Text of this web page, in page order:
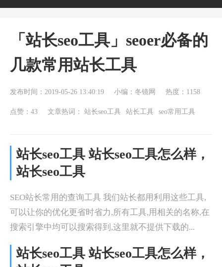
「站长seo工具」seoer必备的
几款常用站长工具
发布时间：2019-05-26 13:40:19 小编：冬镜网 热度：1158
点赞：43 文章热词： 站长seo工具 站长工具 seo常用工具
站长seo工具 站长seo工具怎么样，
站长seo工具
SEO站长常用的查询工具 我们站长都用利用这些工具,
可以让你的优化更省时省力,所有工具,用相关的名称,在
搜索引擎中均可以搜索得到,这里就不提供下载的...
站长seo工具 站长seo工具怎么样，